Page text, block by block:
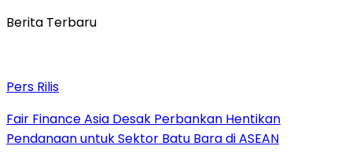
Berita Terbaru
Pers Rilis
Fair Finance Asia Desak Perbankan Hentikan
Pendanaan untuk Sektor Batu Bara di ASEAN